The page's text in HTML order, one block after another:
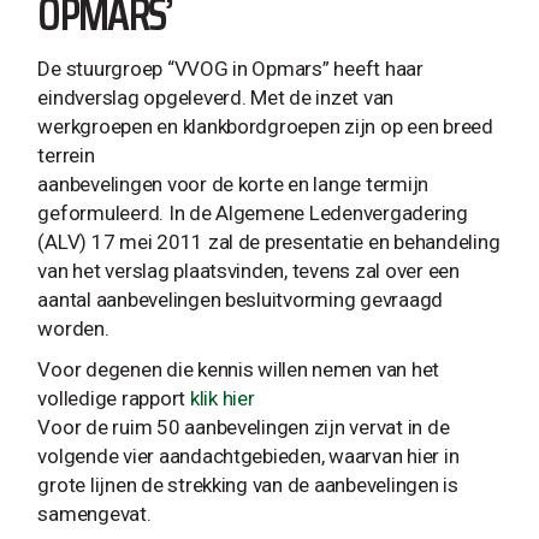
OPMARS’
De stuurgroep “VVOG in Opmars” heeft haar
eindverslag opgeleverd. Met de inzet van
werkgroepen en klankbordgroepen zijn op een breed
terrein
aanbevelingen voor de korte en lange termijn
geformuleerd. In de Algemene Ledenvergadering
(ALV) 17 mei 2011 zal de presentatie en behandeling
van het verslag plaatsvinden, tevens zal over een
aantal aanbevelingen besluitvorming gevraagd
worden.
Voor degenen die kennis willen nemen van het
volledige rapport klik hier
Voor de ruim 50 aanbevelingen zijn vervat in de
volgende vier aandachtgebieden, waarvan hier in
grote lijnen de strekking van de aanbevelingen is
samengevat.